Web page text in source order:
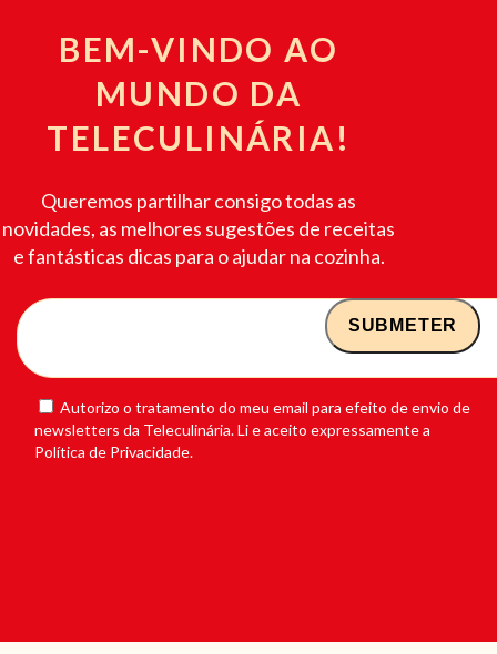
BEM-VINDO AO
MUNDO DA
TELECULINÁRIA!
Queremos partilhar consigo todas as
novidades, as melhores sugestões de receitas
e fantásticas dicas para o ajudar na cozinha.
Autorizo o tratamento do meu email para efeito de envio de
newsletters da Teleculinária. Li e aceito expressamente a
Política de Privacidade.